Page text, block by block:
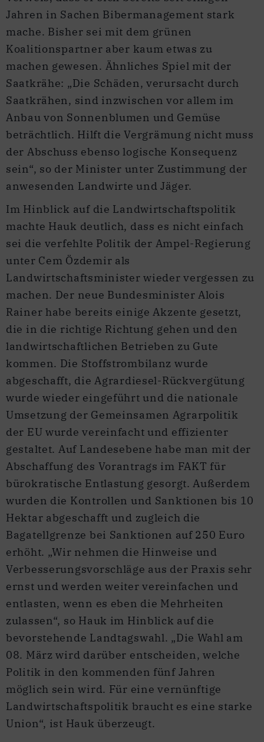
Jahren in Sachen Bibermanagement stark
mache. Bisher sei mit dem grünen
Koalitionspartner aber kaum etwas zu
machen gewesen. Ähnliches Spiel mit der
Saatkrähe: „Die Schäden, verursacht durch
Saatkrähen, sind inzwischen vor allem im
Anbau von Sonnenblumen und Gemüse
beträchtlich. Hilft die Vergrämung nicht muss
der Abschuss ebenso logische Konsequenz
sein“, so der Minister unter Zustimmung der
anwesenden Landwirte und Jäger.
Im Hinblick auf die Landwirtschaftspolitik
machte Hauk deutlich, dass es nicht einfach
sei die verfehlte Politik der Ampel-Regierung
unter Cem Özdemir als
Landwirtschaftsminister wieder vergessen zu
machen. Der neue Bundesminister Alois
Rainer habe bereits einige Akzente gesetzt,
die in die richtige Richtung gehen und den
landwirtschaftlichen Betrieben zu Gute
kommen. Die Stoffstrombilanz wurde
abgeschafft, die Agrardiesel-Rückvergütung
wurde wieder eingeführt und die nationale
Umsetzung der Gemeinsamen Agrarpolitik
der EU wurde vereinfacht und effizienter
gestaltet. Auf Landesebene habe man mit der
Abschaffung des Vorantrags im FAKT für
bürokratische Entlastung gesorgt. Außerdem
wurden die Kontrollen und Sanktionen bis 10
Hektar abgeschafft und zugleich die
Bagatellgrenze bei Sanktionen auf 250 Euro
erhöht. „Wir nehmen die Hinweise und
Verbesserungsvorschläge aus der Praxis sehr
ernst und werden weiter vereinfachen und
entlasten, wenn es eben die Mehrheiten
zulassen“, so Hauk im Hinblick auf die
bevorstehende Landtagswahl. „Die Wahl am
08. März wird darüber entscheiden, welche
Politik in den kommenden fünf Jahren
möglich sein wird. Für eine vernünftige
Landwirtschaftspolitik braucht es eine starke
Union“, ist Hauk überzeugt.